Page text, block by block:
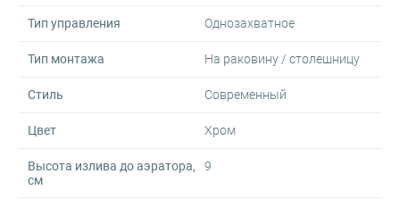
Тип управления Однозахватное
Тип монтажа На раковину / столешницу
Стиль Современный
Цвет Хром
Высота излива до аэратора,
см
9